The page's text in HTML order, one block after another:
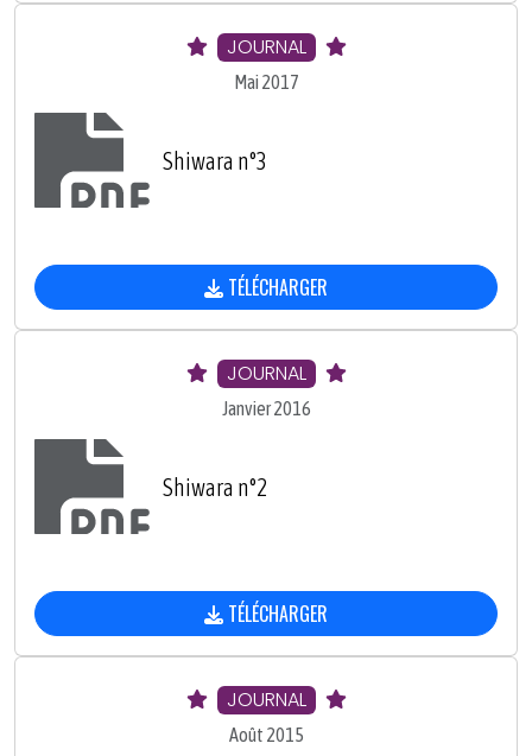
JOURNAL
Mai 2017
Shiwara n°3
TÉLÉCHARGER
JOURNAL
Janvier 2016
Shiwara n°2
TÉLÉCHARGER
JOURNAL
Août 2015